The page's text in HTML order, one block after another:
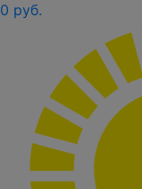
0 руб.